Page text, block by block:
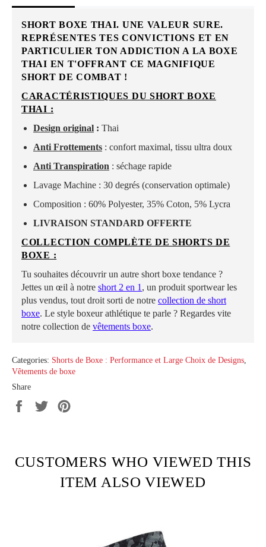
SHORT BOXE THAI. UNE VALEUR SURE.
REPRÉSENTES TES CONVICTIONS ET EN
PARTICULIER TON ADDICTION A LA BOXE
THAI EN T'OFFRANT CE MAGNIFIQUE
SHORT DE COMBAT !
CARACTÉRISTIQUES DU SHORT BOXE
THAI :
Design original : Thai
Anti Frottements : confort maximal, tissu ultra doux
Anti Transpiration : séchage rapide
Lavage Machine : 30 degrés (conservation optimale)
Composition : 60% Polyester, 35% Coton, 5% Lycra
LIVRAISON STANDARD OFFERTE
COLLECTION COMPLÈTE DE SHORTS DE
BOXE :
Tu souhaites découvrir un autre short boxe tendance ?
Jettes un œil à notre short2 en 1, un produit sportwear les
plus vendus, tout droit sorti de notre collection de short
boxe. Le style boxeur athlétique te parle ? Regardes vite
notre collection de vêtements boxe.
Categories: Shorts de Boxe : Performance et Large Choix de Designs,
Vêtements de boxe
Share
Share
Tweet
CUSTOMERS WHO VIEWED THIS
ITEM ALSO VIEWED